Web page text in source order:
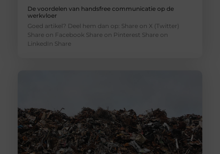
De voordelen van handsfree communicatie op de
werkvloer
Goed artikel? Deel hem dan op: Share on X (Twitter)
Share on Facebook Share on Pinterest Share on
LinkedIn Share